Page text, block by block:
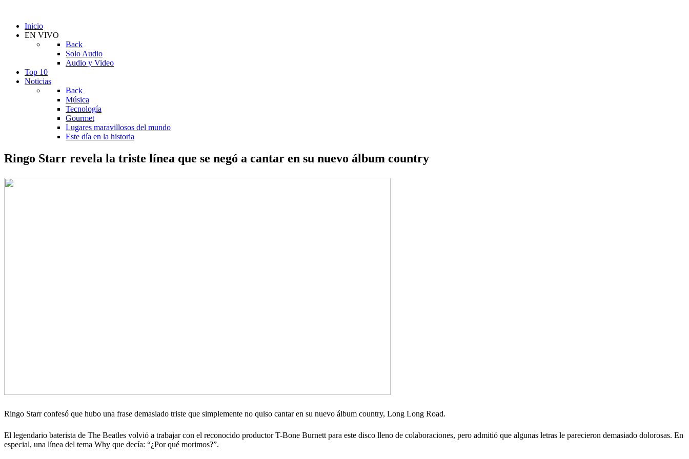
Inicio
EN VIVO
Back
Solo Audio
Audio y Video
Top 10
Noticias
Back
Música
Tecnología
Gourmet
Lugares maravillosos del mundo
Este día en la historia
Ringo Starr revela la triste línea que se negó a cantar en su nuevo álbum country
Ringo Starr confesó que hubo una frase demasiado triste que simplemente no quiso cantar en su nuevo álbum country, Long Long Road.
El legendario baterista de The Beatles volvió a trabajar con el reconocido productor T-Bone Burnett para este disco lleno de colaboraciones, pero admitió que algunas letras le parecieron demasiado dolorosas. En
especial, una línea del tema Why que decía: “¿Por qué morimos?”.